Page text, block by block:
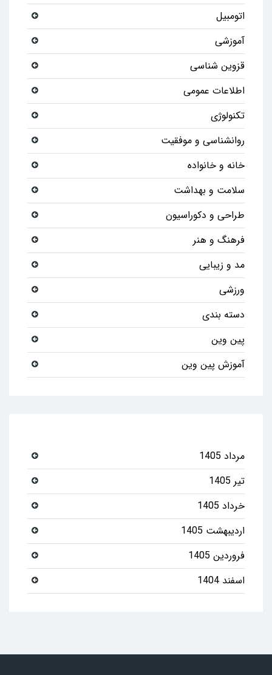
اتومبیل
آموزشی
قزوین شناسی
اطلاعات عمومی
تکنولوژی
روانشناسی و موفقیت
خانه و خانواده
سلامت و بهداشت
طراحی و دکوراسیون
فرهنگ و هنر
مد و زیبایی
ورزشی
دسته بندی
پین وین
آموزش پین وین
مرداد 1405
تیر 1405
خرداد 1405
اردیبهشت 1405
فروردین 1405
اسفند 1404